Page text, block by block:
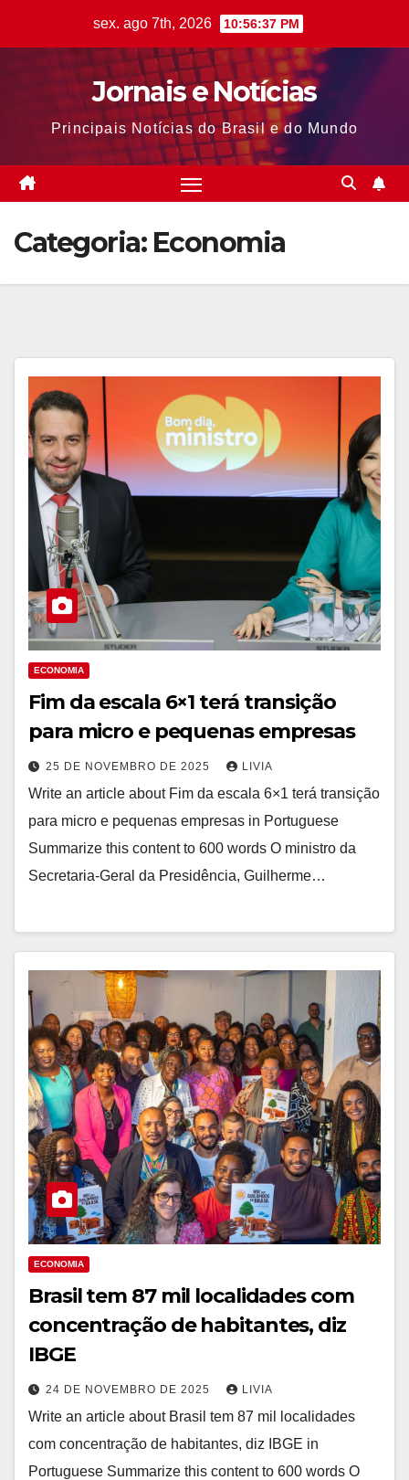
sex. ago 7th, 2026 10:56:38 PM
Jornais e Notícias
Principais Notícias do Brasil e do Mundo
Categoria: Economia
ECONOMIA
Fim da escala 6×1 terá transição
para micro e pequenas empresas
25 DE NOVEMBRO DE 2025 LIVIA
Write an article about Fim da escala 6×1 terá transição
para micro e pequenas empresas in Portuguese
Summarize this content to 600 words O ministro da
Secretaria-Geral da Presidência, Guilherme…
ECONOMIA
Brasil tem 87 mil localidades com
concentração de habitantes, diz
IBGE
24 DE NOVEMBRO DE 2025 LIVIA
Write an article about Brasil tem 87 mil localidades
com concentração de habitantes, diz IBGE in
Portuguese Summarize this content to 600 words O